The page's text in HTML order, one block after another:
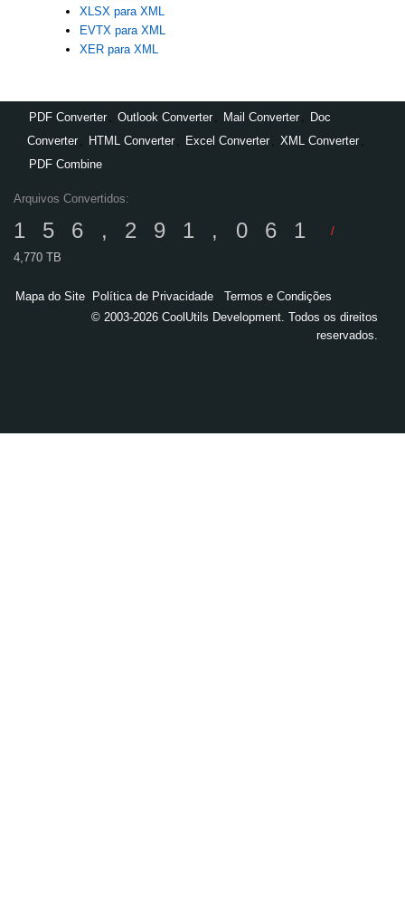
XLSX para XML
EVTX para XML
XER para XML
PDF Converter Outlook Converter Mail Converter
Doc
Converter
HTML Converter Excel Converter XML Converter
PDF Combine
Arquivos Convertidos:
156,291,061
/
4,770 TB
Mapa do Site Política de Privacidade
Termos e Condições
© 2003-2026 CoolUtils Development. Todos os direitos
reservados.